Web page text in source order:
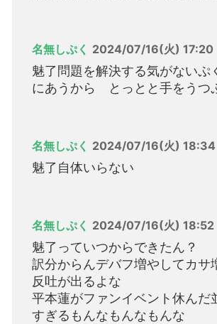
名無しぷく 2024/07/16(火) 17:20
魅了問題を解決する気がない
にあうから とっとと手をうつ
名無しぷく 2024/07/16(火) 18:34
魅了自体いらない
名無しぷく 2024/07/16(火) 18:52
魅了っていつからできたん？
訳分からんデバフ増やしてカサ
反吐が出るよな
平本蓮がファンイベント休んだ
すぎるもんなもんなもんな